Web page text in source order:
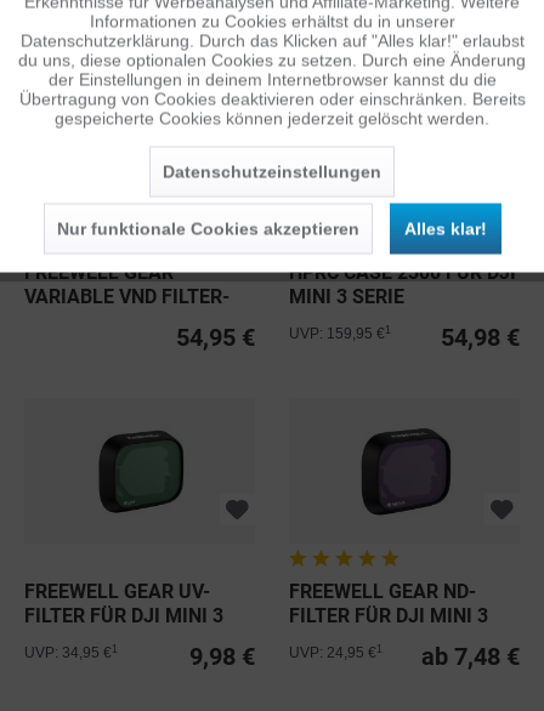
ab 24,95 € 39,95 €
FREEWELL GEAR
VARIABLE VND FILTER-
54,95 €
HPRC CASE 2300 FÜR DJI
MINI 3 SERIE
54,98 €
UVP: 159,95 €
FREEWELL GEAR UV-
FILTER FÜR DJI MINI 3
9,98 €
UVP: 34,95 €
FREEWELL GEAR ND-
FILTER FÜR DJI MINI 3
ab 7,48 €
UVP: 24,95 €
Personalisierung Inaktiv
Service Inaktiv
Informationen zu Cookies erhältst du in unserer
Datenschutzerklärung. Durch das Klicken auf "Alles klar!" erlaubst
du uns, diese optionalen Cookies zu setzen. Durch eine Änderung
der Einstellungen in deinem Internetbrowser kannst du die
Übertragung von Cookies deaktivieren oder einschränken. Bereits
gespeicherte Cookies können jederzeit gelöscht werden.
Datenschutzeinstellungen
Nur funktionale Cookies akzeptieren Alles klar!